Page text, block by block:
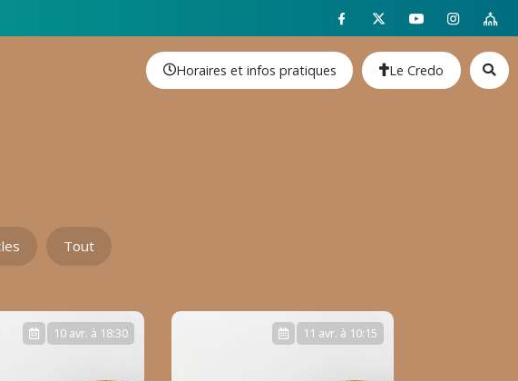
Horaires et infos pratiques Le Credo
Tout
10 avr. à 18:30 11 avr. à 10:15